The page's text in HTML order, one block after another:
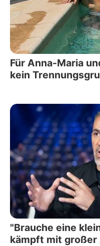
Für Anna-Maria
kein
"Brauche eine
kämpft mit großer